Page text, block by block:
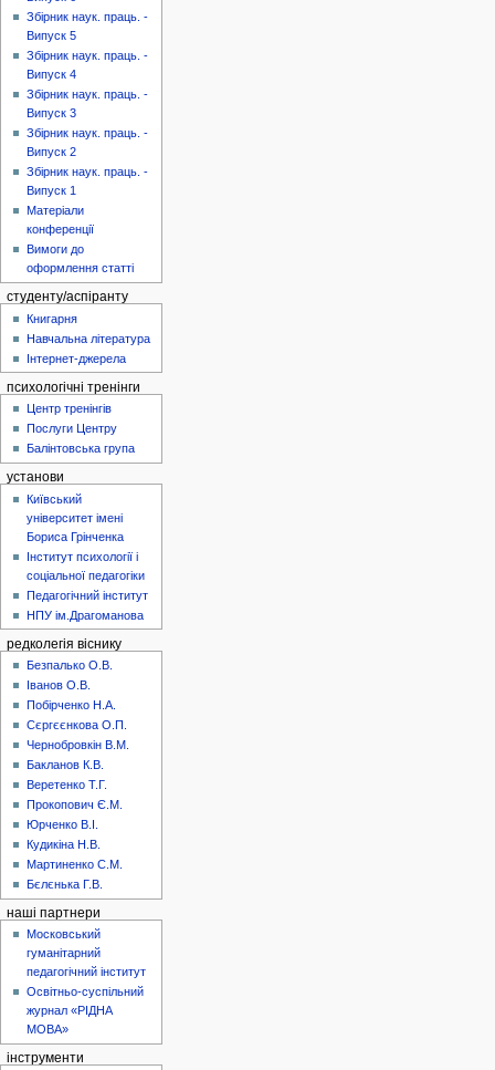
Збірник наук. праць. -
Випуск 5
Збірник наук. праць. -
Випуск 4
Збірник наук. праць. -
Випуск 3
Збірник наук. праць. -
Випуск 2
Збірник наук. праць. -
Випуск 1
Матеріали
конференції
Вимоги до
оформлення статті
студенту/аспіранту
Книгарня
Навчальна література
Інтернет-джерела
психологічні тренінги
Центр тренінгів
Послуги Центру
Балінтовська група
установи
Київський
університет імені
Бориса Грінченка
Інститут психології і
соціальної педагогіки
Педагогічний інститут
НПУ ім.Драгоманова
редколегія віснику
Безпалько О.В.
Іванов О.В.
Побірченко Н.А.
Сєргєєнкова О.П.
Чернобровкін В.М.
Бакланов К.В.
Веретенко Т.Г.
Прокопович Є.М.
Юрченко В.І.
Кудикіна Н.В.
Мартиненко С.М.
Бєлєнька Г.В.
наші партнери
Московський
гуманітарний
педагогічний інститут
Освітньо-суспільний
журнал «РІДНА
МОВА»
інструменти